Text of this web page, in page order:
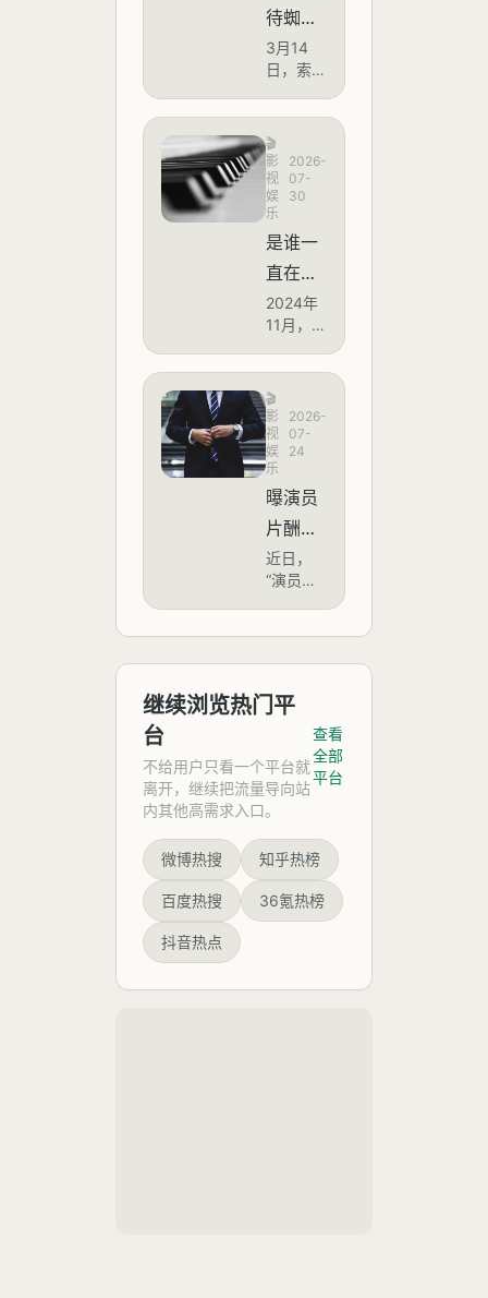
破168
万。据
多家媒
体报道
及行业
人士透
露，随
着微短
剧市场
持续爆
部短剧
演员的
片酬已
从2022
年的日
均数千
至目前
的3万至
4万元，
部分顶
流演员
单部剧
（拍摄
周期约
710天）
万至40
万元。
待蜘蛛
侠片方
呼吁拒
摄，结
果评论
区很多
人都在
发《蜘
蛛侠：
崭新之
日》屏
怎么看
屏摄这
一行
为？
3月14
日，索
与漫威
联合出
品的
《蜘蛛
侠：崭
新之
日》在
中国大
陆正式
上映。
影片上
映前
夕，片
方通过
官方社
交媒体
发布倡
吁观众
在观影
过程中
拒绝屏
摄，尊
重创作
团队劳
而，该
久，评
论区便
出现大
晒出自
院拍摄
的银幕
片甚至
🎬
影
视
娱
乐
2026-
07-
30
是谁一
直在往
中文里
加片假
2024年
11月，
搜“是谁
一直在
往中文
里加片
假名”引
发热
议，话
题阅读
量超过
127万。
该话题
源于网
频繁出
现日语
外来语
的困惑
如“コン
ビニ”
（便利
店）、
🎬
影
视
娱
乐
2026-
07-
24
曝演员
片酬再
降，片
酬从2
万，透
露出影
视业哪
些问
题？对
行业生
态来
说，是
是坏
近日，
“演员片
万”的话
热搜，
论。这
一数字
的剧烈
收缩，
看似是
业“去泡
背后折
继续浏览热门平
台
不给用户只看一个平台就
离开，继续把流量导向站
内其他高需求入口。
查看
全部
平台
微博热搜 知乎热榜
百度热搜 36氪热榜
抖音热点